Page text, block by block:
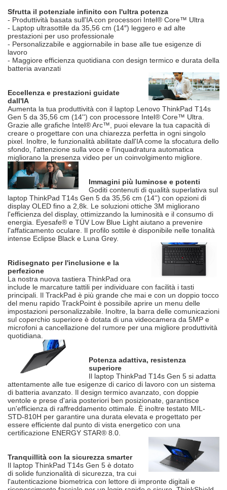
Sfrutta il potenziale infinito con l'ultra potenza
- Produttività basata sull'IA con processori Intel® Core™ Ultra
- Laptop ultrasottile da 35,56 cm (14″) leggero e ad alte
prestazioni per uso professionale
- Personalizzabile e aggiornabile in base alle tue esigenze di
lavoro
- Maggiore efficienza quotidiana con design termico e durata della
batteria avanzati
Eccellenza e prestazioni guidate
dall'IA
Aumenta la tua produttività con il laptop Lenovo ThinkPad T14s
Gen 5 da 35,56 cm (14'') con processore Intel® Core™ Ultra.
Grazie alle grafiche Intel® Arc™, puoi elevare la tua capacità di
creare o progettare con una chiarezza perfetta in ogni singolo
pixel. Inoltre, le funzionalità abilitate dall'IA come la sfocatura dello
sfondo, l'attenzione sulla voce e l'inquadratura automatica
migliorano la presenza video per un coinvolgimento migliore.
Immagini più luminose e potenti
Goditi contenuti di qualità superlativa sul
laptop ThinkPad T14s Gen 5 da 35,56 cm (14'') con opzioni di
display OLED fino a 2,8k. Le soluzioni ottiche 3M migliorano
l'efficienza del display, ottimizzando la luminosità e il consumo di
energia. Eyesafe® e TÜV Low Blue Light aiutano a prevenire
l'affaticamento oculare. Il profilo sottile è disponibile nelle tonalità
intense Eclipse Black e Luna Grey.
Ridisegnato per l'inclusione e la
perfezione
La nostra nuova tastiera ThinkPad ora
include le marcature tattili per individuare con facilità i tasti
principali. Il TrackPad è più grande che mai e con un doppio tocco
del menu rapido TrackPoint è possibile aprire un menu delle
impostazioni personalizzabile. Inoltre, la barra delle comunicazioni
sul coperchio superiore è dotata di una videocamera da 5MP e
microfoni a cancellazione del rumore per una migliore produttività
quotidiana.
Potenza adattiva, resistenza
superiore
Il laptop ThinkPad T14s Gen 5 si adatta
attentamente alle tue esigenze di carico di lavoro con un sistema
di batteria avanzato. Il design termico avanzato, con doppie
ventole e prese d'aria posteriori ben posizionate, garantisce
un'efficienza di raffreddamento ottimale. È inoltre testato MIL-
STD-810H per garantire una durata elevata e progettato per
essere efficiente dal punto di vista energetico con una
certificazione ENERGY STAR® 8.0.
Tranquillità con la sicurezza smarter
Il laptop ThinkPad T14s Gen 5 è dotato
di solide funzionalità di sicurezza, tra cui
l'autenticazione biometrica con lettore di impronte digitali e